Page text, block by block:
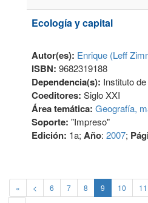
Ecología y capital
Autor(es): Enrique (Leff
ISBN: 9682319188
Dependencia(s): Instituto
Coeditores: Siglo XXI
Área temática: Geografía,
Soporte: "Impreso"
Edición: 1a; Año: 2007;
« < 6 7 8 9 10 11